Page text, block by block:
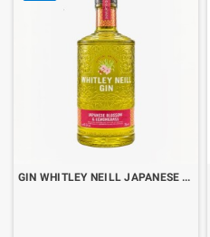
GIN WHITLEY NEILL JAPANESE BLOSSOM & LEMONGRASS CL.70